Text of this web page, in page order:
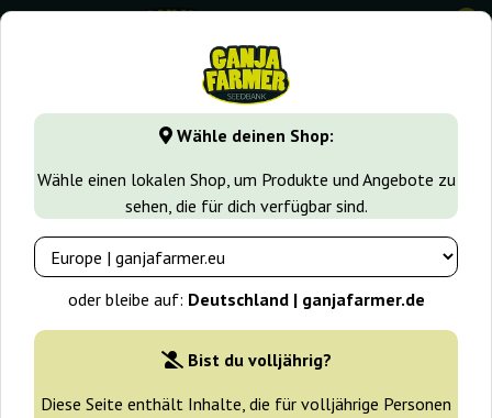
Wähle deinen Shop:
Wähle einen lokalen Shop, um Produkte und Angebote zu
sehen, die für dich verfügbar sind.
oder bleibe auf: Deutschland | ganjafarmer.de
Bist du volljährig?
Diese Seite enthält Inhalte, die für volljährige Personen
0
GanjaFarmer.de Samen arten Sativa samen Jock Horror